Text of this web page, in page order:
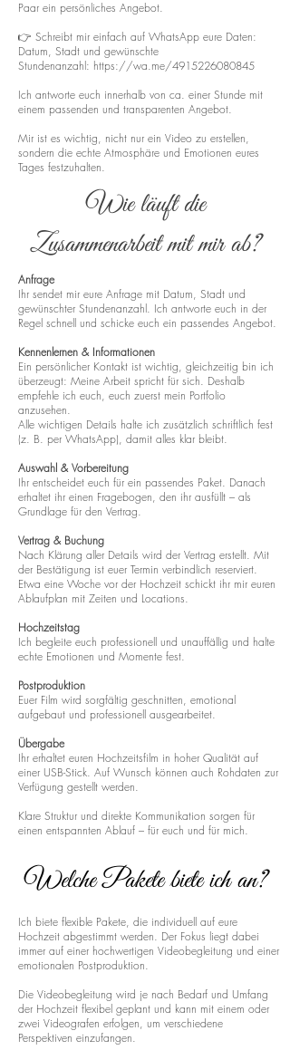
Paar ein persönliches Angebot.
👉 Schreibt mir einfach auf WhatsApp eure Daten:
Datum, Stadt und gewünschte
Stundenanzahl: https://wa.me/4915226080845
Ich antworte euch innerhalb von ca. einer Stunde mit
einem passenden und transparenten Angebot.
Mir ist es wichtig, nicht nur ein Video zu erstellen,
sondern die echte Atmosphäre und Emotionen eures
Tages festzuhalten.
Wie läuft die
Zusammenarbeit mit mir ab?
Anfrage
Ihr sendet mir eure Anfrage mit Datum, Stadt und
gewünschter Stundenanzahl. Ich antworte euch in der
Regel schnell und schicke euch ein passendes Angebot.
Kennenlernen & Informationen
Ein persönlicher Kontakt ist wichtig, gleichzeitig bin ich
überzeugt: Meine Arbeit spricht für sich. Deshalb
empfehle ich euch, euch zuerst mein Portfolio
anzusehen.
Alle wichtigen Details halte ich zusätzlich schriftlich fest
(z. B. per WhatsApp), damit alles klar bleibt.
Auswahl & Vorbereitung
Ihr entscheidet euch für ein passendes Paket. Danach
erhaltet ihr einen Fragebogen, den ihr ausfüllt – als
Grundlage für den Vertrag.
Vertrag & Buchung
Nach Klärung aller Details wird der Vertrag erstellt. Mit
der Bestätigung ist euer Termin verbindlich reserviert.
Etwa eine Woche vor der Hochzeit schickt ihr mir euren
Ablaufplan mit Zeiten und Locations.
Hochzeitstag
Ich begleite euch professionell und unauffällig und halte
echte Emotionen und Momente fest.
Postproduktion
Euer Film wird sorgfältig geschnitten, emotional
aufgebaut und professionell ausgearbeitet.
Übergabe
Ihr erhaltet euren Hochzeitsfilm in hoher Qualität auf
einer USB-Stick. Auf Wunsch können auch Rohdaten zur
Verfügung gestellt werden.
Klare Struktur und direkte Kommunikation sorgen für
einen entspannten Ablauf – für euch und für mich.
Welche Pakete biete ich an?
Ich biete flexible Pakete, die individuell auf eure
Hochzeit abgestimmt werden. Der Fokus liegt dabei
immer auf einer hochwertigen Videobegleitung und einer
emotionalen Postproduktion.
Die Videobegleitung wird je nach Bedarf und Umfang
der Hochzeit flexibel geplant und kann mit einem oder
zwei Videografen erfolgen, um verschiedene
Perspektiven einzufangen.